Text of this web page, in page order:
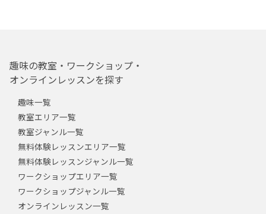
趣味の教室・ワークショップ・
オンラインレッスンを探す
趣味一覧
教室エリア一覧
教室ジャンル一覧
無料体験レッスンエリア一覧
無料体験レッスンジャンル一覧
ワークショップエリア一覧
ワークショップジャンル一覧
オンラインレッスン一覧